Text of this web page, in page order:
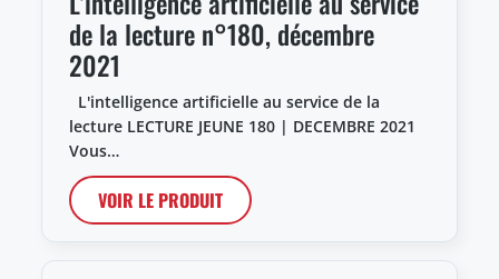
de la lecture n°180, décembre
2021
L'intelligence artificielle au service de la
lecture LECTURE JEUNE 180 | DECEMBRE 2021
Vous…
VOIR LE PRODUIT